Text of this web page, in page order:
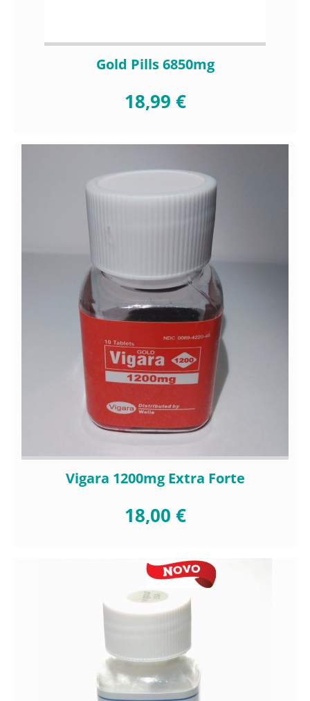
Gold Pills 6850mg
18,99 €
Vigara 1200mg Extra Forte
18,00 €